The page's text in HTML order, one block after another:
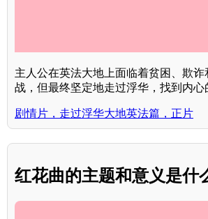
主人公在英法大地上面临着贫困、欺
战，但最终坚定地走过浮华，找到内心
剧情片，走过浮华大地英法篇，正片
红花曲的主题和意义是什